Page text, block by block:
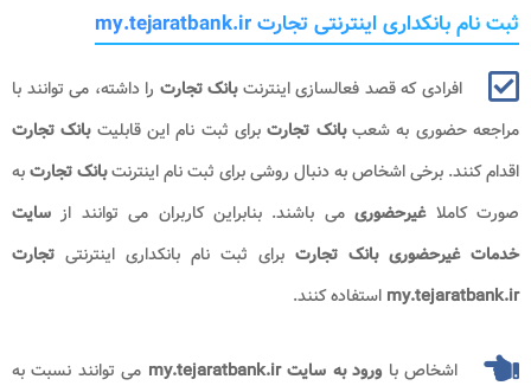
ثبت نام بانکداری اینترنتی تجارت my.tejaratbank.ir
افرادی که قصد فعالسازی اینترنتبانک تجارت را داشته، می توانند با
مراجعه حضوری به شعببانک تجارتبرای ثبت نام این قابلیتبانک تجارت
اقدام کنند. برخی اشخاص به دنبال روشی برای ثبت نام اینترنتبانک تجارتبه
صورت کاملاغیرحضوریمی باشند. بنابراین کاربران می توانند از سایت
خدمات غیرحضوری بانک تجارت برای ثبت نام بانکداری اینترنتی تجارت
my.tejaratbank.ir استفاده کنند.
اشخاص با ورود به سایت my.tejaratbank.ir
می توانند نسبت به